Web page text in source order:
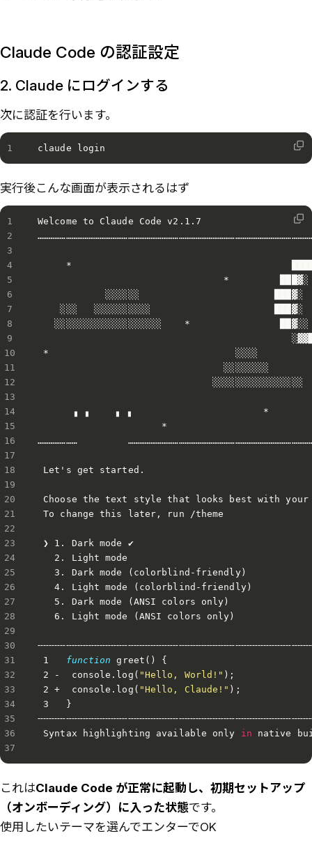
Claude Code の認証設定
2. Claude にログインする
次に認証を行います。
claude login
実行後こんな画面が表示されるはず
Welcome to Claude Code v2.1.7
*
*         ███▓░
            ░░░░░░                        ███▓░
    ░░░   ░░░░░░░░░░                      ███▓░
░░░░░░░░░░░░░░░░░░░    *                ██▓░░
*
      ▗ ▗     ▖ ▖                       *
                      *
…………………
Let's get started.
Choose the text style that looks best with your
To change this later, run /theme
❯ 1. Dark mode ✔
   2. Light mode
   3. Dark mode
( colorblind-friendly)
   4. Light mode
( colorblind-friendly)
   5. Dark mode
( ANSI colors only )
   6. Light mode
( ANSI colors only )
1 function greet ( )
{
2 -  console.log ( "Hello, World!" ) ;
2 +  console.log ( "Hello, Claude!" ) ;
3
}
Syntax highlighting available only in native
これはClaude Code が正常に起動し、初期セットアップ
（オンボーディング）に入った状態です。
使用したいテーマを選んでエンターでOK